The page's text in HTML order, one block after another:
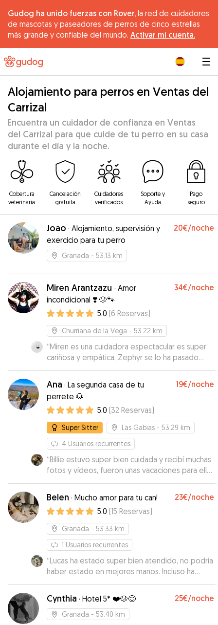
Gudog ha unido fuerzas con Rover, la red de cuidadores
de mascotas y paseadores de perros de cinco estrellas
más grande y confiable del mundo. Activar mi cuenta.
Alojamiento para perros en Ventas del
Carrizal
Encuentra un cuidador de confianza en Ventas
del Carrizal para que cuide de tu perro en su casa
durante el día y la noche.
Cobertura
veterinaria
Cancelación
gratuita
Cuidadores
verificados
Soporte y
Ayuda
Pago
seguro
Joao · Alojamiento, supervisión y
exercício para tu perro
20€/noche
Granada - 53.13 km
Miren Arantzazu · Amor
incondicional ❣️ 🐶🐾
34€/noche
5.0 (6 Reservas)
Churriana de la Vega - 53.22 km
“Miren es una cuidadora espectacular es super
cariñosa y empática, Zephyr se lo ha pasado
muy bien con ella estaba muy feliz cuando lo
recogí. Aparte les toma unas fotos muy bonitas,
de verdad una excelente experiencia.”
Ana · La segunda casa de tu
perrete 🐶
19€/noche
5.0 (32 Reservas)
Super Sitter Las Gabias - 53.29 km
4 Usuarios recurrentes
“Billie estuvo super bien cuidada y recibí muchas
fotos y vídeos, fueron unas vacaciones para ella
😊 Estuvo corriendo y pasándoselo súper bien
en el jardín.
Belen · Mucho amor para tu can! 23€/noche
5.0 (15 Reservas)
Granada - 53.33 km
1 Usuarios recurrentes
“Lucas ha estado super bien atendido, no podría
haber estado en mejores manos. Incluso ha
mejorado su condición física y está más activo.”
Cynthia · Hotel 5* ❤️🐶😊 25€/noche
Granada - 53.40 km